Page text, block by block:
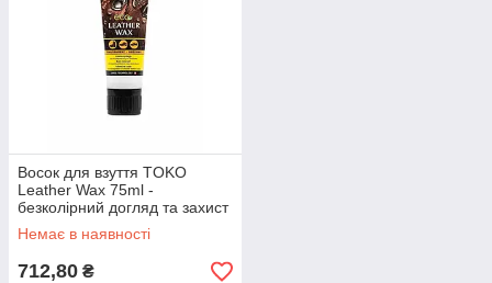
Восок для взуття TOKO
Leather Wax 75ml -
безколірний догляд та захист
для шкіри
Немає в наявності
712,80 ₴